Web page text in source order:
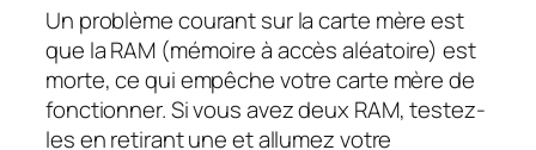
Un problème courant sur la carte mère est
que la RAM (mémoire à accès aléatoire) est
morte, ce qui empêche votre carte mère de
fonctionner. Si vous avez deux RAM, testez-
les en retirant une et allumez votre